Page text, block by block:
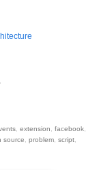
extension facebook
source problem script